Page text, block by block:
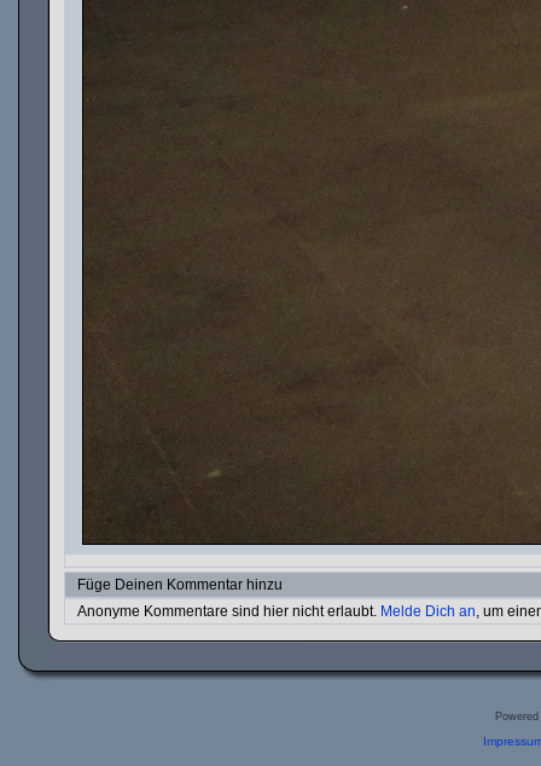
Füge Deinen Kommentar hinzu
Anonyme Kommentare sind hier nicht erlaubt. Melde Dich an, um